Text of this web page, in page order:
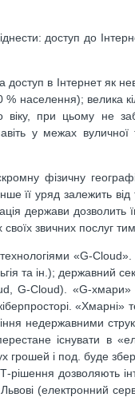
доступ до
в Інтернет як
населення); велика
віку, при цьому не
у межах вуличної
фізичну
її уряд залежить від
держави
звичних послуг
«G-
та ін.); державний
G-Cloud). «G-хмари»
«Хмарні»
недержавними
існувати в
грошей і под. буде
рішення дозволяють
(електронний